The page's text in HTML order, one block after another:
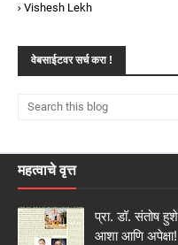
Vishesh Lekh
वेबसाईटवर सर्च करा !
महत्वाचे वृत्त
प्रा. डॉ. संतोष
आशा आणि अपेक्षा!